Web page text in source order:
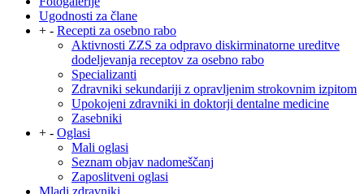
Ugodnosti za člane
+ - Recepti za osebno rabo
Aktivnosti ZZS za odpravo diskirminatorne ureditve
dodeljevanja receptov za osebno rabo
Specializanti
Zdravniki sekundariji z opravljenim strokovnim izpitom
Upokojeni zdravniki in doktorji dentalne medicine
Zasebniki
+ - Oglasi
Mali oglasi
Seznam objav nadomeščanj
Zaposlitveni oglasi
Mladi zdravniki